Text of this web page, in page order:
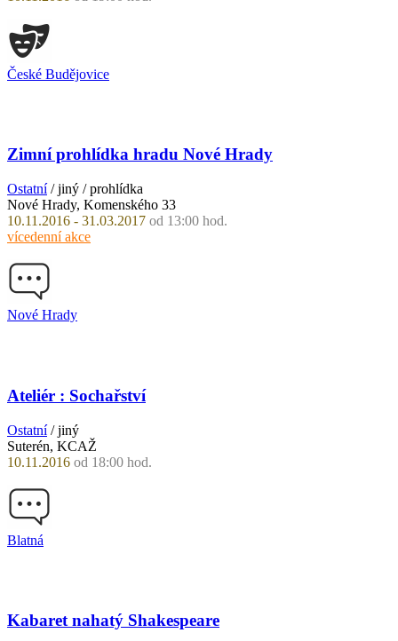
České Budějovice
Zimní prohlídka hradu Nové Hrady
Ostatní/ jiný / prohlídka
Nové Hrady, Komenského 33
10.11.2016 - 31.03.2017 od 13:00 hod.
vícedenní akce
Nové Hrady
Ateliér : Sochařství
Ostatní/ jiný
Suterén, KCAŽ
10.11.2016 od 18:00 hod.
Blatná
Kabaret nahatý Shakespeare